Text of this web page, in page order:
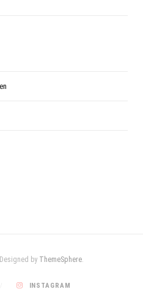
by ThemeSphere.
INSTAGRAM